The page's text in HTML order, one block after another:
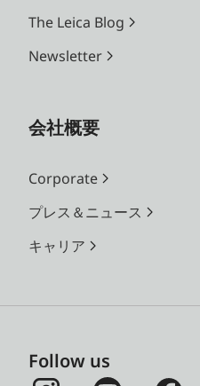
The Leica Blog
Newsletter
会社概要
Corporate
プレス＆ニュース
キャリア
Follow us